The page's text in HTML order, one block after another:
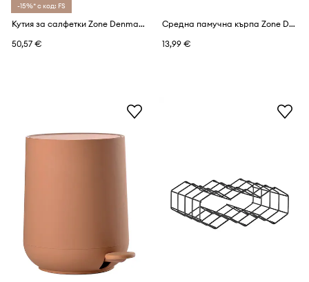
-15%* с код: FS
Кутия за салфетки Zone Denmark Ume 10,7 x 14 x 25,6 cm
50,57 €
Средна памучна кърпа Zone Denmark Classic 50 x 100 cm
13,99 €